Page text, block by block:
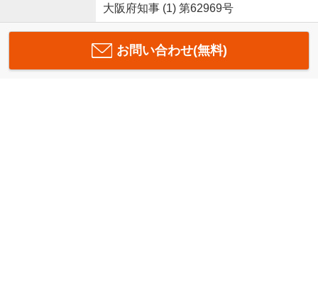
大阪府知事 (1) 第62969号
お問い合わせ(無料)